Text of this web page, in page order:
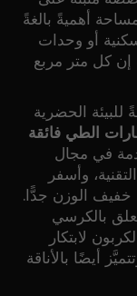
أهميةً بالغةً
أو وحدات
كل متر مربع
للبيئة الحضرية
الطي فائقة
في مجال
التقنية، وأسفر
خفيف الوزن جدًّا.
بالكرسي
لابتكار
أيضًا بالأناقة